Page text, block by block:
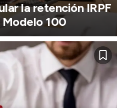
la retención IRPF
Modelo 100